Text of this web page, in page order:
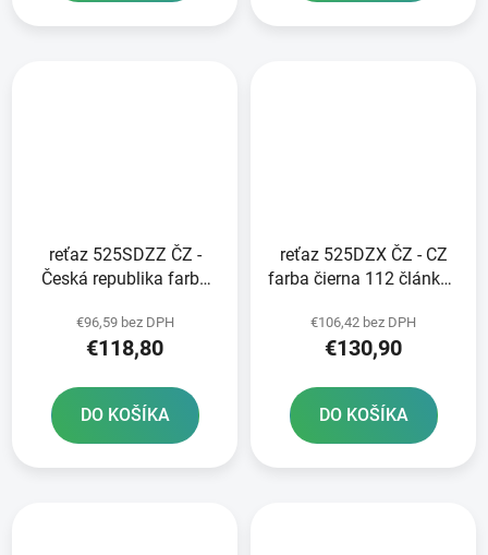
reťaz 525SDZZ ČZ -
Česká republika farba
vrátane nitovej spojky
RIVET
€96,59 bez DPH
€118,80
DO KOŠÍKA
reťaz 525DZX ČZ - CZ
farba čierna 112 článkov
RIVET
€106,42 bez DPH
€130,90
DO KOŠÍKA